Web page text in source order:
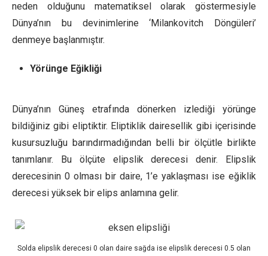
neden olduğunu matematiksel olarak göstermesiyle
Dünya’nın bu devinimlerine ‘Milankovitch Döngüleri’
denmeye başlanmıştır.
Yörünge Eğikliği
Dünya’nın Güneş etrafında dönerken izlediği yörünge
bildiğiniz gibi eliptiktir. Eliptiklik dairesellik gibi içerisinde
kusursuzluğu barındırmadığından belli bir ölçütle birlikte
tanımlanır. Bu ölçüte elipslik derecesi denir. Elipslik
derecesinin 0 olması bir daire, 1’e yaklaşması ise eğiklik
derecesi yüksek bir elips anlamına gelir.
Solda elipslik derecesi 0 olan daire sağda ise elipslik derecesi 0.5 olan